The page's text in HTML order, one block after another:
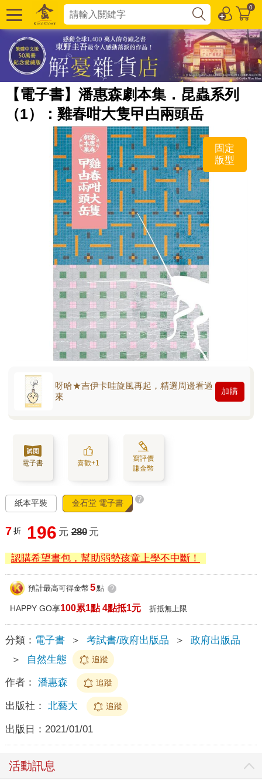
0
【電子書】潘惠森劇本集．昆蟲系列
（1）：雞春咁大隻曱甴兩頭岳
固定
版型
呀哈★吉伊卡哇旋風再起，精選周邊看過
來
加購
電子書 喜歡+1
寫評價
賺金幣
紙本平裝 金石堂 電子書 ?
7 折 196 元 280 元
認購希望書包，幫助弱勢孩童上學不中斷！
預計最高可得金幣 5點 ?
HAPPY GO享100累1點 4點抵1元 折抵無上限
分類： 電子書 ＞ 考試書/政府出版品 ＞
政府出版品
＞
自然生態 追蹤
作者： 潘惠森 追蹤
出版社： 北藝大 追蹤
出版日： 2021/01/01
活動訊息